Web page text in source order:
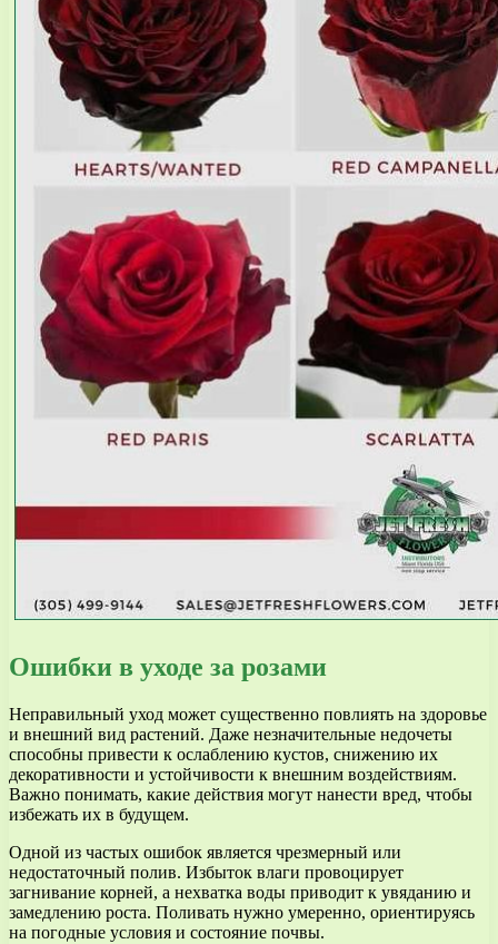
Ошибки в уходе за розами
Неправильный уход может существенно повлиять на здоровье
и внешний вид растений. Даже незначительные недочеты
способны привести к ослаблению кустов, снижению их
декоративности и устойчивости к внешним воздействиям.
Важно понимать, какие действия могут нанести вред, чтобы
избежать их в будущем.
Одной из частых ошибок является чрезмерный или
недостаточный полив. Избыток влаги провоцирует
загнивание корней, а нехватка воды приводит к увяданию и
замедлению роста. Поливать нужно умеренно, ориентируясь
на погодные условия и состояние почвы.